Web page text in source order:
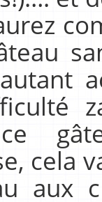
cela
aux